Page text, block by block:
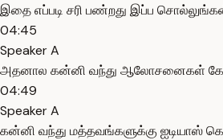
இதை எப்படி சரி பண்றது இப்ப
04:45
Speaker A
அதனால கன்னி வந்து ஆலோசனைகள்
04:49
Speaker A
கன்னி வந்து மத்தவங்களுக்கு ஐடியாஸ்